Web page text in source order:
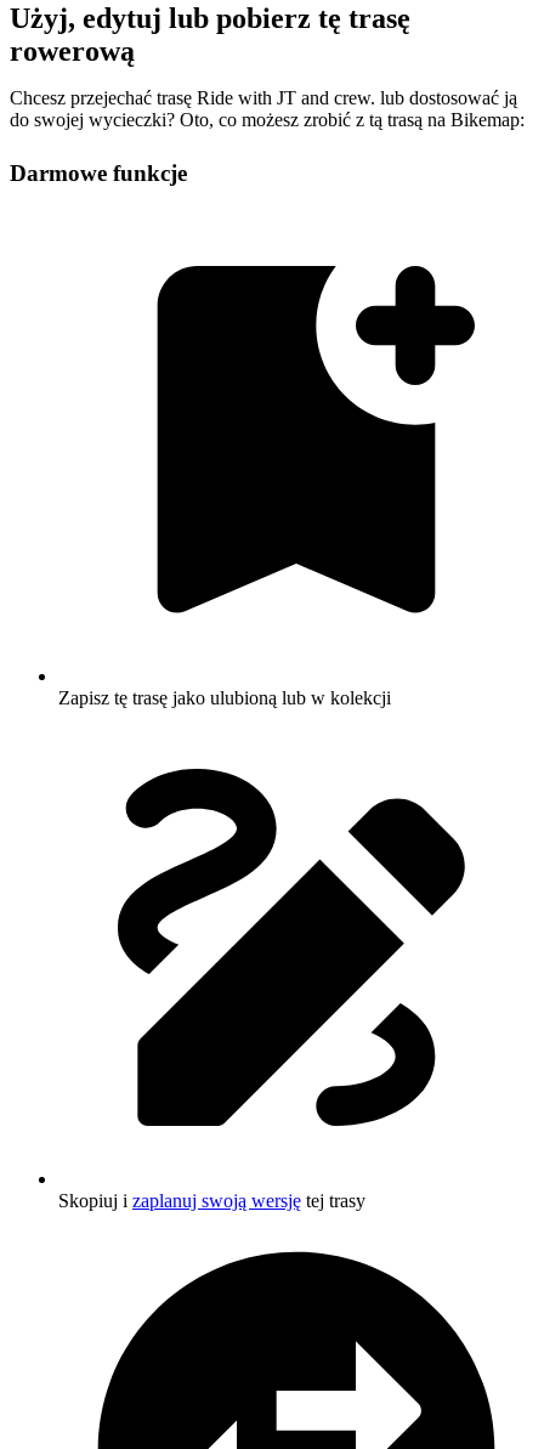
Użyj, edytuj lub pobierz tę trasę
rowerową
Chcesz przejechać trasę Ride with JT and crew. lub dostosować ją
do swojej wycieczki? Oto, co możesz zrobić z tą trasą na Bikemap:
Darmowe funkcje
Zapisz tę trasę jako ulubioną lub w kolekcji
Skopiuj i zaplanuj swoją wersję tej trasy